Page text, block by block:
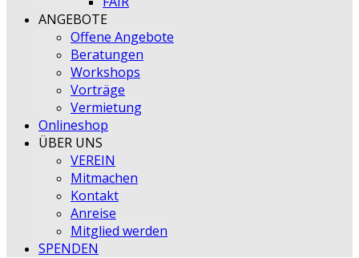
ANGEBOTE
Offene Angebote
Beratungen
Workshops
Vorträge
Vermietung
Onlineshop
ÜBER UNS
VEREIN
Mitmachen
Kontakt
Anreise
Mitglied werden
SPENDEN